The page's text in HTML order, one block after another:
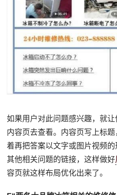
如果用户对此问题感兴趣，就
内容页去查看。内容页写上标
着再把答案以文字或图片视频
其他相关问题的链接，这样做好
容页就这样布局优化出来了。